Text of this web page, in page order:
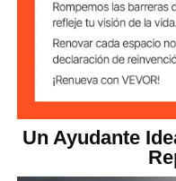
Un Ayudante